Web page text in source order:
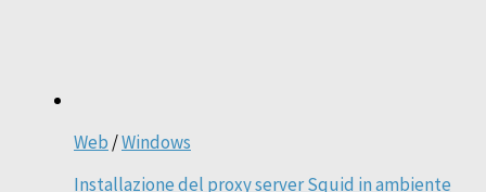
Web /Windows
Installazione del proxy server Squid in ambiente